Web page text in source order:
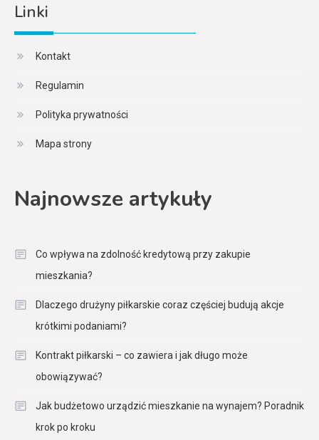
Linki
Kontakt
Regulamin
Polityka prywatności
Mapa strony
Najnowsze artykuły
Co wpływa na zdolność kredytową przy zakupie
mieszkania?
Dlaczego drużyny piłkarskie coraz częściej budują akcje
krótkimi podaniami?
Kontrakt piłkarski – co zawiera i jak długo może
obowiązywać?
Jak budżetowo urządzić mieszkanie na wynajem? Poradnik
krok po kroku